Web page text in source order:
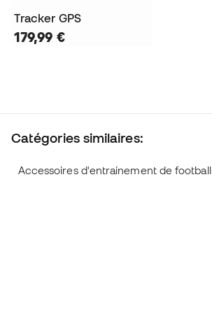
Tracker GPS
179,99 €
Catégories similaires:
Accessoires d'entrainement de football